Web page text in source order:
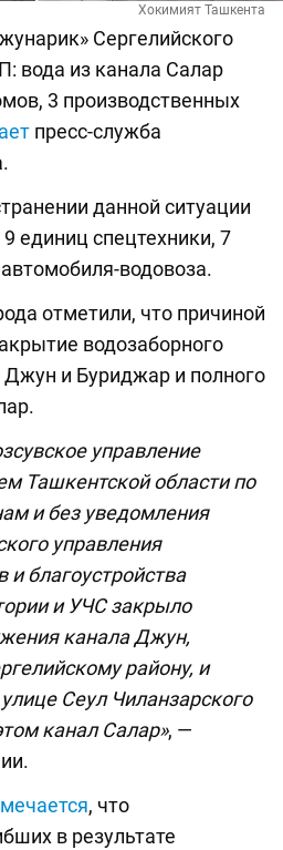
Хокимият Ташкента
Сергелийского
вода из канала Салар
3 производственных
пресс-служба
данной ситуации
единиц спецтехники, 7
водовоза.
отметили, что причиной
водозаборного
и Буриджар и полного
управление
Ташкентской области по
и без уведомления
управления
и благоустройства
и УЧС закрыло
канала Джун,
району, и
Сеул Чиланзарского
канал Салар», —
, что
в результате